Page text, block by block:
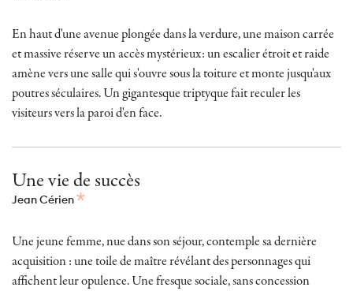
En haut d'une avenue plongée dans la verdure, une maison carrée
et massive réserve un accès mystérieux: un escalier étroit et raide
amène vers une salle qui s'ouvre sous la toiture et monte jusqu'aux
poutres séculaires. Un gigantesque triptyque fait reculer les
visiteurs vers la paroi d'en face.
Une vie de succès
Jean Cérien
Une jeune femme, nue dans son séjour, contemple sa dernière
acquisition : une toile de maître révélant des personnages qui
affichent leur opulence. Une fresque sociale, sans concession